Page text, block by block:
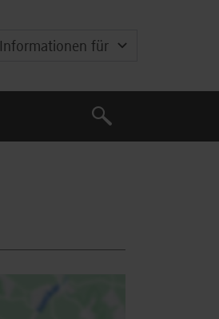
Informationen für
Suche
Suche